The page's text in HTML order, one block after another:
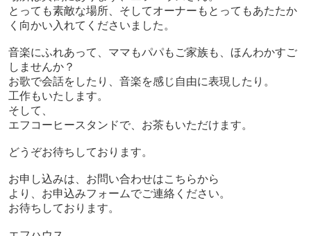
とっても素敵な場所、そしてオーナーもとってもあたたか
く向かい入れてくださいました。
音楽にふれあって、ママもパパもご家族も、ほんわかすご
しませんか？
お歌で会話をしたり、音楽を感じ自由に表現したり。
工作もいたします。
そして、
エフコーヒースタンドで、お茶もいただけます。
どうぞお待ちしております。
お申し込みは、お問い合わせはこちらから
より、お申込みフォームでご連絡ください。
お待ちしております。